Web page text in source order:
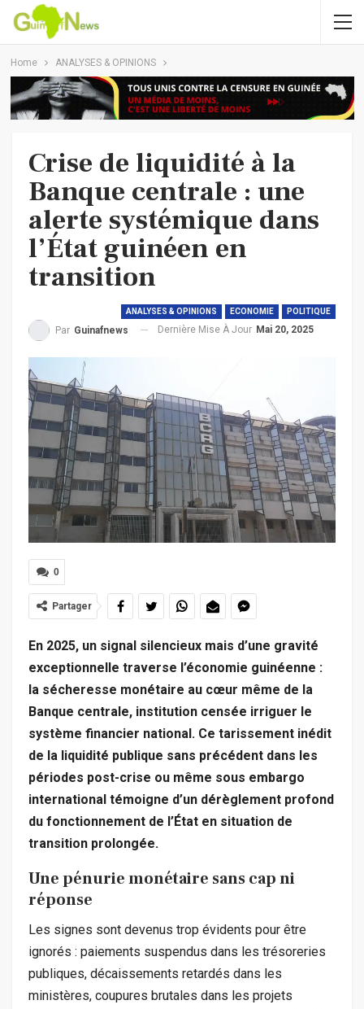
Home ANALYSES & OPINIONS
Crise de liquidité à la
Banque centrale : une
alerte systémique dans
l’État guinéen en
transition
ANALYSES & OPINIONS ECONOMIE POLITIQUE
Par Guinafnews Dernière Mise À Jour Mai 20, 2025
0
Partager
En 2025, un signal silencieux mais d’une gravité
exceptionnelle traverse l’économie guinéenne :
la sécheresse monétaire au cœur même de la
Banque centrale, institution censée irriguer le
système financier national. Ce tarissement inédit
de la liquidité publique sans précédent dans les
périodes post-crise ou même sous embargo
international témoigne d’un dérèglement profond
du fonctionnement de l’État en situation de
transition prolongée.
Une pénurie monétaire sans cap ni
réponse
Les signes sont devenus trop évidents pour être
ignorés : paiements suspendus dans les trésoreries
publiques, décaissements retardés dans les
ministères, coupures brutales dans les projets